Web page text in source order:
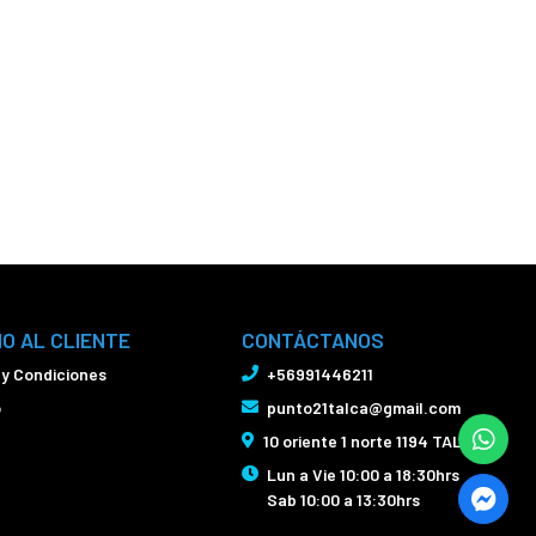
AL CLIENTE
Condiciones
CONTÁCTANOS
+56991446211
punto21talca@gmail.com
10 oriente 1 norte 1194 TALCA
Lun a Vie 10:00 a 18:30hrs
Sab 10:00 a 13:30hrs